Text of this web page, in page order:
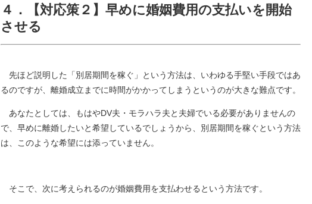
４．【対応策２】早めに婚姻費用の支払いを開始
させる
先ほど説明した「別居期間を稼ぐ」という方法は、いわゆる手堅い手段ではあ
るのですが、離婚成立までに時間がかかってしまうというのが大きな難点です。
あなたとしては、もはやDV夫・モラハラ夫と夫婦でいる必要がありませんの
で、早めに離婚したいと希望しているでしょうから、別居期間を稼ぐという方法
は、このような希望には添っていません。
そこで、次に考えられるのが婚姻費用を支払わせるという方法です。